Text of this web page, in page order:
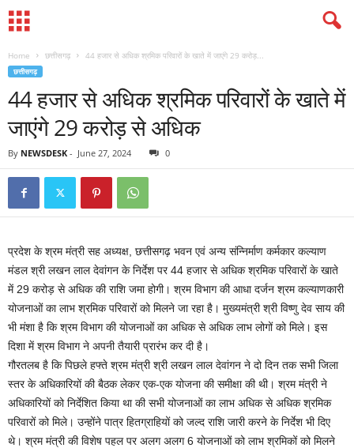
Home छत्तीसगढ़ 44 हजार से अधिक श्रमिक परिवारों के खाते में जाएंगे 29 करोड़...
छत्तीसगढ़
44 हजार से अधिक श्रमिक परिवारों के खाते में
जाएंगे 29 करोड़ से अधिक
By NEWSDESK - June 27, 2024 0
प्रदेश के श्रम मंत्री सह अध्यक्ष, छत्तीसगढ़ भवन एवं अन्य संन्निर्माण कर्मकार कल्याण
मंडल श्री लखन लाल देवांगन के निर्देश पर 44 हजार से अधिक श्रमिक परिवारों के खाते
में 29 करोड़ से अधिक की राशि जमा होगी। श्रम विभाग की आधा दर्जन श्रम कल्याणकारी
योजनाओं का लाभ श्रमिक परिवारों को मिलने जा रहा है। मुख्यमंत्री श्री विष्णु देव साय की
भी मंशा है कि श्रम विभाग की योजनाओं का अधिक से अधिक लाभ लोगों को मिले। इस
दिशा में श्रम विभाग ने अपनी तैयारी प्रारंभ कर दी है।
गौरतलब है कि पिछले हफ्ते श्रम मंत्री श्री लखन लाल देवांगन ने दो दिन तक सभी जिला
स्तर के अधिकारियों की बैठक लेकर एक-एक योजना की समीक्षा की थी। श्रम मंत्री ने
अधिकारियों को निर्देशित किया था की सभी योजनाओं का लाभ अधिक से अधिक श्रमिक
परिवारों को मिले। उन्होंने पात्र हितग्राहियों को जल्द राशि जारी करने के निर्देश भी दिए
थे। श्रम मंत्री की विशेष पहल पर अलग अलग 6 योजनाओं को लाभ श्रमिकों को मिलने